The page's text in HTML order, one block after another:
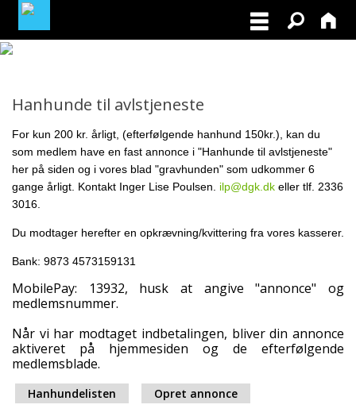
NORDISK MESTERSKAB I VILDTSPOR 2026
OPRET GRATIS ANNONCE PÅ
VIL DU BETÆNKE DGK MED EN ARV
TILSKUD TIL ØJENLYSNING OG
RYGFOTOGRAFERING 2026
Hanhunde til avlstjeneste
For kun 200 kr. årligt, (efterfølgende hanhund 150kr.), kan du
som medlem have en fast annonce i "Hanhunde til avlstjeneste"
her på siden og i vores blad "gravhunden" som udkommer 6
gange årligt. Kontakt Inger Lise Poulsen. ilp@dgk.dk eller tlf. 2336
3016.
Du modtager herefter en opkrævning/kvittering fra vores kasserer.
Bank: 9873 4573159131
MobilePay: 13932, husk at angive "annonce" og
medlemsnummer.
Når vi har modtaget indbetalingen, bliver din annonce
aktiveret på hjemmesiden og de efterfølgende
medlemsblade.
Hanhundelisten Opret annonce